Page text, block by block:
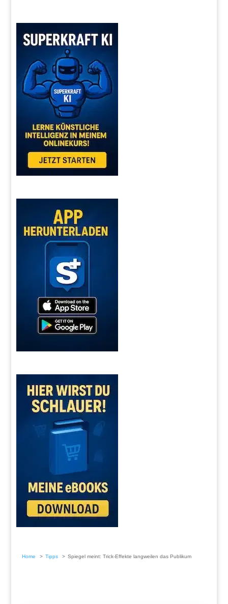
Home Tipps Spiegel meint: Trick-Effekte langweilen das Publikum